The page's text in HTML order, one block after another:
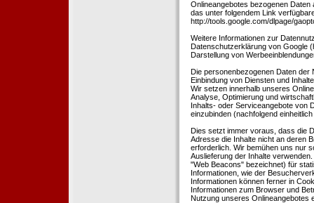
Onlineangebotes bezogenen
das unter folgendem Link
http://tools.google.com/dlpage/
Weitere Informationen zur
Datenschutzerklärung von Google
Darstellung von
Die personenbezogenen Daten der
Einbindung von Diensten und
Wir setzen innerhalb unseres
Analyse, Optimierung und
Inhalts- oder Serviceangebote von
einzubinden (nachfolgend
Dies setzt immer voraus, dass die
Adresse die Inhalte nicht an deren
erforderlich. Wir bemühen uns nur
Auslieferung der Inhalte
"Web Beacons" bezeichnet) für
Informationen, wie der
Informationen können ferner in
Informationen zum Browser und
Nutzung unseres Onlineangebotes